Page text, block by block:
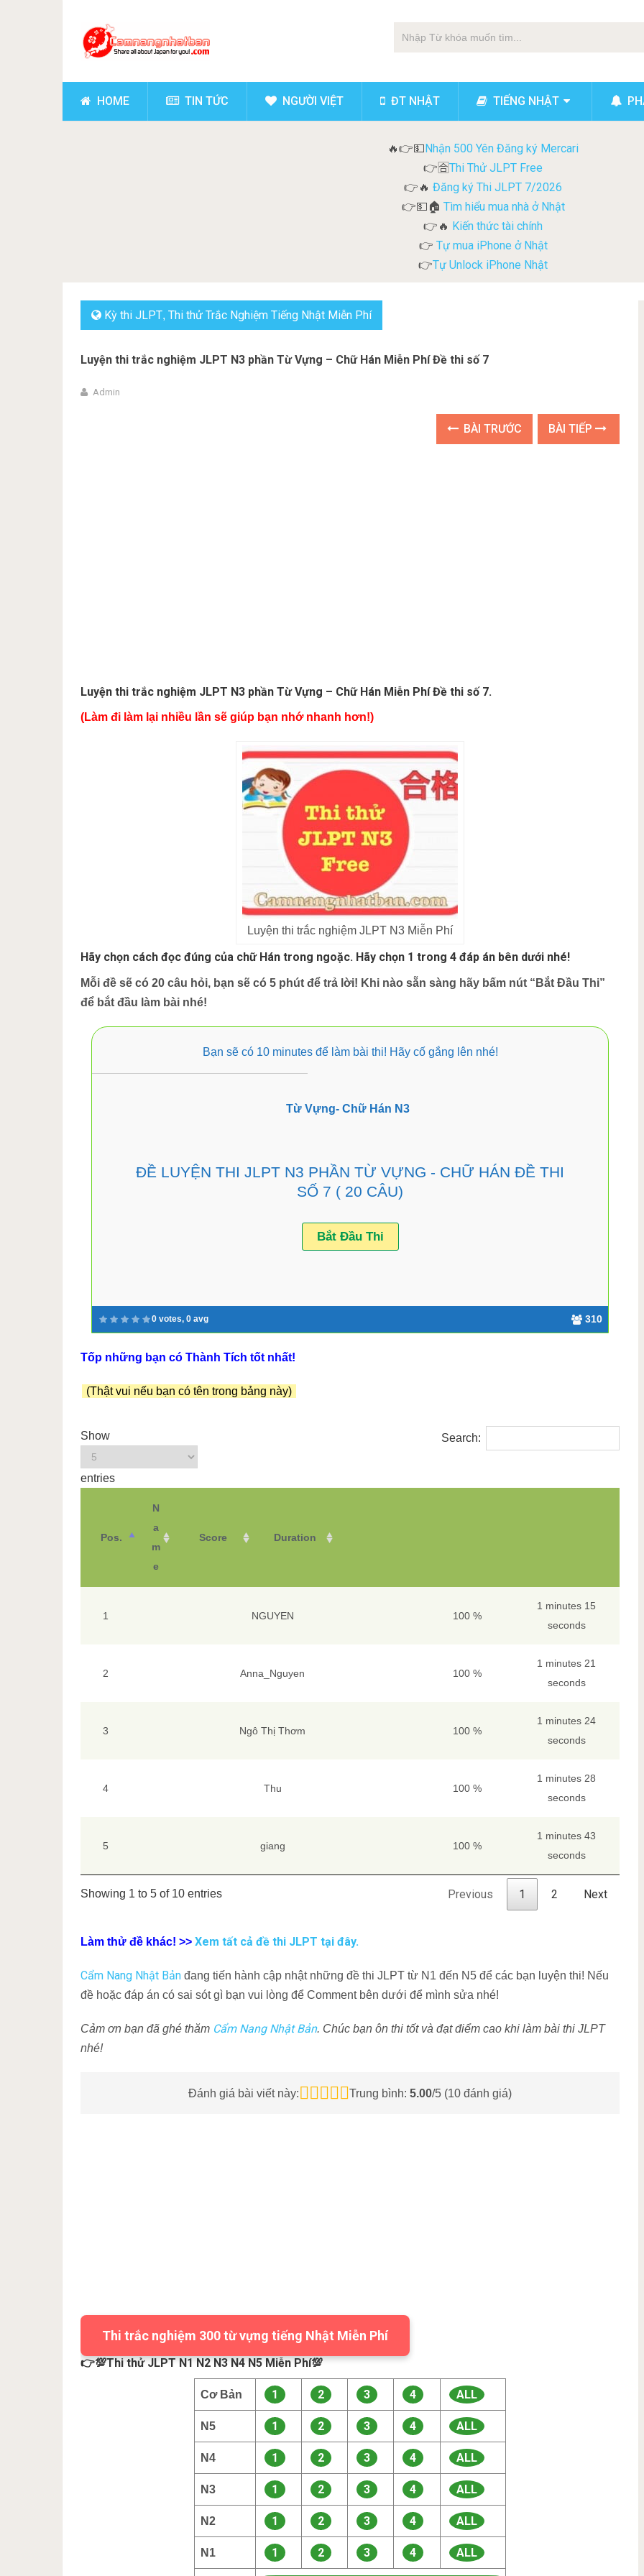
HOME TIN TỨC NGƯỜI VIỆT ĐT NHẬT TIẾNG NHẬT
🔥👉💵Nhận 500 Yên Đăng ký Mercari
👉🈴Thi Thử JLPT Free
👉🔥 Đăng ký Thi JLPT 7/2026
👉💵🏠 Tìm hiểu mua nhà ở Nhật
👉🔥 Kiến thức tài chính
👉 Tự mua iPhone ở Nhật
👉Tự Unlock iPhone Nhật
Kỳ thi JLPT, Thi thử Trắc Nghiệm Tiếng Nhật Miễn Phí
Luyện thi trắc nghiệm JLPT N3 phần Từ Vựng – Chữ Hán Miễn Phí Đề thi số 7
Admin
BÀI TRƯỚC BÀI TIẾP
Luyện thi trắc nghiệm JLPT N3 phần Từ Vựng – Chữ Hán Miễn Phí Đề thi số 7.
(Làm đi làm lại nhiều lần sẽ giúp bạn nhớ nhanh hơn!)
Luyện thi trắc nghiệm JLPT N3 Miễn Phí
Hãy chọn cách đọc đúng của chữ Hán trong ngoặc. Hãy chọn 1 trong 4 đáp án bên dưới nhé!
Mỗi đề sẽ có 20 câu hỏi, bạn sẽ có 5 phút để trả lời! Khi nào sẵn sàng hãy bấm nút “Bắt Đầu Thi”
để bắt đầu làm bài nhé!
0 votes, 0 avg 310
Bạn sẽ có 10 minutes để làm bài thi! Hãy cố gắng lên nhé!
Từ Vựng- Chữ Hán N3
ĐỀ LUYỆN THI JLPT N3 PHẦN TỪ VỰNG - CHỮ HÁN ĐỀ THI
SỐ 7 ( 20 CÂU)
Tốp những bạn có Thành Tích tốt nhất!
(Thật vui nếu bạn có tên trong bảng này)
Show
entries
Search:
Pos.
N
a
m
e
Score Duration
1 NGUYEN 100 %
1 minutes 15
seconds
2 Anna_Nguyen 100 %
1 minutes 21
seconds
3 Ngô Thị Thơm 100 %
1 minutes 24
seconds
4 Thu 100 %
1 minutes 28
seconds
5 giang 100 %
1 minutes 43
seconds
Showing 1 to 5 of 10 entries Previous 1 2 Next
Làm thử đề khác! >> Xem tất cả đề thi JLPT tại đây.
Cẩm Nang Nhật Bản đang tiến hành cập nhật những đề thi JLPT từ N1 đến N5 để các bạn luyện thi! Nếu
đề hoặc đáp án có sai sót gì bạn vui lòng để Comment bên dưới để mình sửa nhé!
Cảm ơn bạn đã ghé thăm Cẩm Nang Nhật Bản. Chúc bạn ôn thi tốt và đạt điểm cao khi làm bài thi JLPT
nhé!
Đánh giá bài viết này: Trung bình:5.00/5 (10 đánh giá)
Thi trắc nghiệm 300 từ vựng tiếng Nhật Miễn Phí
👉💯Thi thử JLPT N1 N2 N3 N4 N5 Miễn Phí💯
Cơ Bản 1 2 3 4 ALL
N5 1 2 3 4 ALL
N4 1 2 3 4 ALL
N3 1 2 3 4 ALL
N2 1 2 3 4 ALL
N1 1 2 3 4 ALL